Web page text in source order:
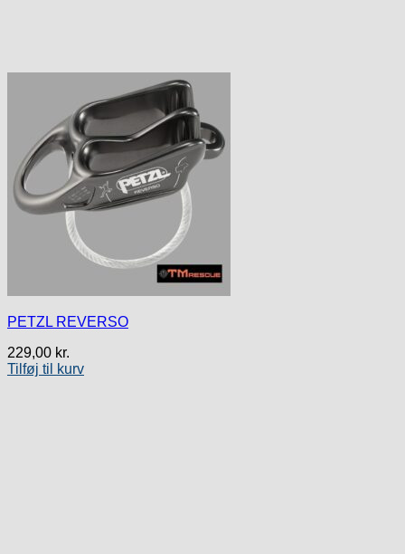
PETZL REVERSO
229,00 kr.
Tilføj til kurv